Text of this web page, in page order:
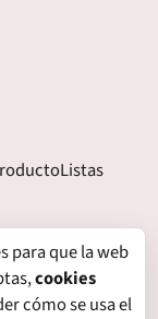
Listas
de envío
para que la web
cookies
cómo se usa el